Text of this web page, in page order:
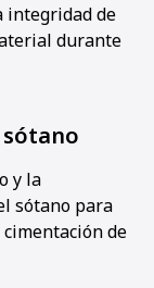
integridad de
durante
y la
sótano para
de